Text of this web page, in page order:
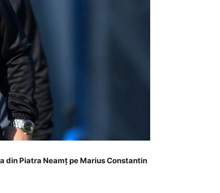
din Piatra Neamț pe Marius Constantin